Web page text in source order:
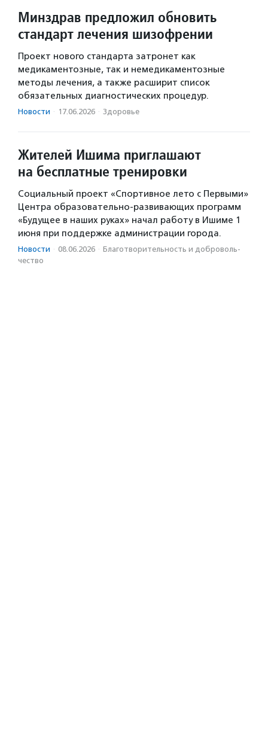
Минздрав предложил обновить
стандарт лечения шизофрении
Проект нового стандарта затронет как
медикаментозные, так и немедикаментозные
методы лечения, а также расширит список
обязательных диагностических процедур.
Новости · 17.06.2026 · Здоровье
Жителей Ишима приглашают
на бесплатные тренировки
Социальный проект «Спортивное лето с Первыми»
Центра образовательно-развивающих программ
«Будущее в наших руках» начал работу в Ишиме 1
июня при поддержке администрации города.
Новости · 08.06.2026 · Благотвори­тель­ность и доброволь­
чест­во